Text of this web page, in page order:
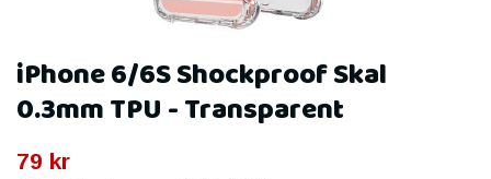
iPhone 6/6S Shockproof Skal
0.3mm TPU - Transparent
79 kr